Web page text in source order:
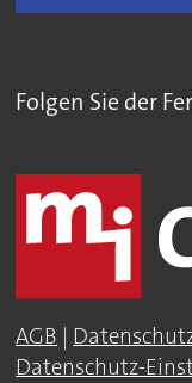
Folgen Sie der
AGB |
Datenschutz-